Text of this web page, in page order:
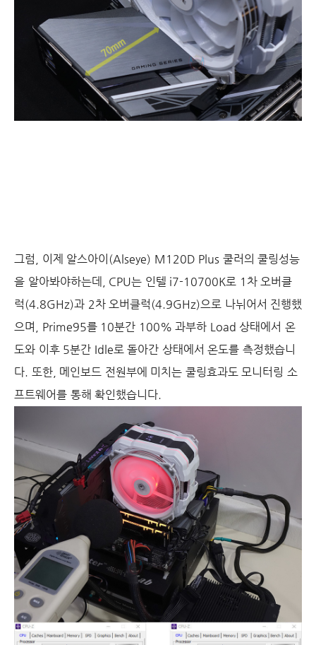
그럼, 이제 알스아이(Alseye) M120D Plus 쿨러의 쿨링성능
을 알아봐야하는데, CPU는 인텔 i7-10700K로 1차 오버클
럭(4.8GHz)과 2차 오버클럭(4.9GHz)으로 나뉘어서 진행했
으며, Prime95를 10분간 100% 과부하 Load 상태에서 온
도와 이후 5분간 Idle로 돌아간 상태에서 온도를 측정했습니
다. 또한, 메인보드 전원부에 미치는 쿨링효과도 모니터링 소
프트웨어를 통해 확인했습니다.